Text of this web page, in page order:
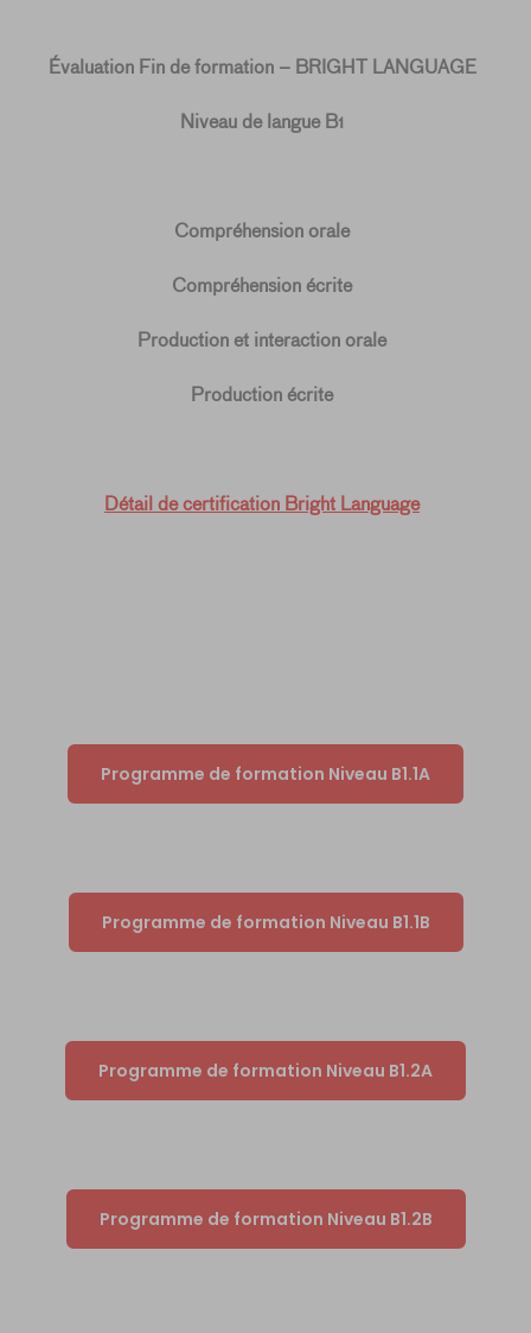
Évaluation Fin de formation – BRIGHT LANGUAGE
Niveau de langue B1
Compréhension orale
Compréhension écrite
Production et interaction orale
Production écrite
Détail de certification Bright Language
Programme de formation Niveau B1.1A
Programme de formation Niveau B1.1B
Programme de formation Niveau B1.2A
Programme de formation Niveau B1.2B